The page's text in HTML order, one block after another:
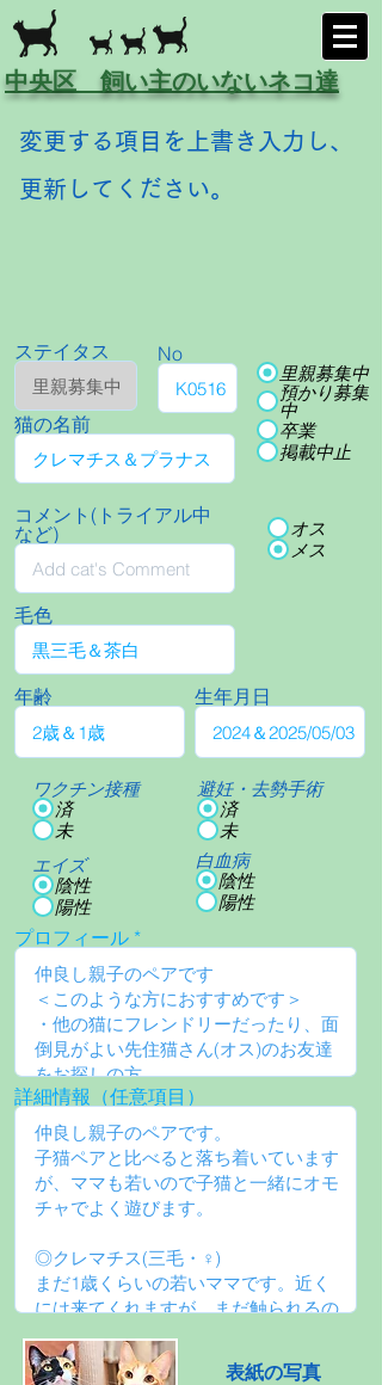
中央区 飼い主のいないネコ達
変更する項目を上書き入力し、
更新してください。
ステイタス No
猫の名前
里親募集中
預かり募集
中
卒業
掲載中止
コメント(トライアル中
など)
オス
メス
毛色
年齢
ワクチン接種
済
未
エイズ
陰性
陽性
生年月日
避妊・去勢手術
済
未
白血病
陰性
陽性
プロフィール
詳細情報（任意項目）
表紙の写真